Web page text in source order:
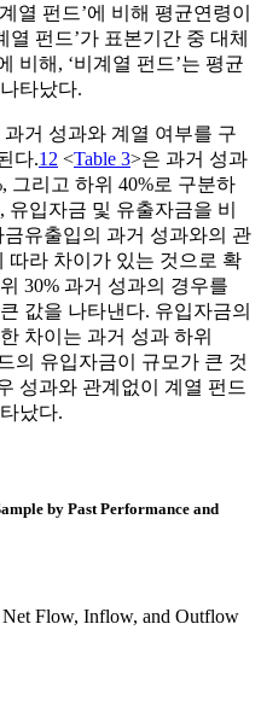
열 펀드’에 비해 평균연령이
펀드’가 표본기간 중 대체
비해, ‘비계열 펀드’는 평균
타났다.
거 성과와 계열 여부를 구
다.12 <Table 3>은 과거 성과
그리고 하위 40%로 구분하
입자금 및 유출자금을 비
유출입의 과거 성과와의 관
따라 차이가 있는 것으로 확
30% 과거 성과의 경우를
값을 나타낸다. 유입자금의
차이는 과거 성과 하위
의 유입자금이 규모가 큰 것
성과와 관계없이 계열 펀드
났다.
by Past Performance and
Net Flow, Inflow, and Outflow